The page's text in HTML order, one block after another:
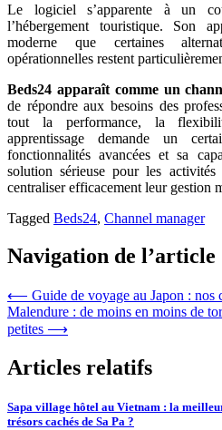
Le logiciel s’apparente à un
l’hébergement touristique. Son
moderne que certaines
opérationnelles restent
Beds24 apparaît comme un
de répondre aux besoins des
tout la performance, la
apprentissage demande un
fonctionnalités avancées et sa
solution sérieuse pour les activités
centraliser efficacement leur gestion
Tagged Beds24, Channel manager
Navigation de l’article
⟵ Guide de voyage au Japon : nos
Malendure : de moins en moins de
petites ⟶
Articles relatifs
Sapa village hôtel au Vietnam : la
trésors cachés de Sa Pa ?